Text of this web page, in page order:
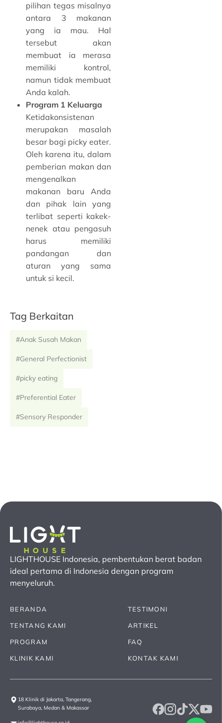
pilihan tegas misalnya
antara 3 makanan
yang ia mau. Hal
tersebut akan
membuat ia merasa
memiliki kontrol,
namun tidak membuat
Anda kalah.
Program 1 Keluarga
Ketidakonsistenan
merupakan masalah
besar bagi picky eater.
Oleh karena itu, dalam
pemberian makan dan
mengenalkan
makanan baru Anda
dan pihak lain yang
terlibat seperti kakek-
nenek atau pengasuh
harus memiliki
pandangan dan
aturan yang sama
untuk si kecil.
Tag Berkaitan
#Anak Susah Makan
#General Perfectionist
#picky eating
#Preferential Eater
#Sensory Responder
LIGHTHOUSE Indonesia, pembentukan berat badan
ideal pertama di Indonesia dengan program
menyeluruh.
BERANDA
TENTANG KAMI
PROGRAM
KLINIK KAMI
TESTIMONI
ARTIKEL
FAQ
KONTAK KAMI
18 Klinik di Jakarta, Tangerang,
Surabaya, Medan & Makassar